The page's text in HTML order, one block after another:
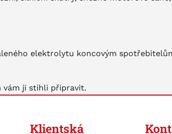
elektrolytu koncovým
vám ji stihli připravit.
Klientská